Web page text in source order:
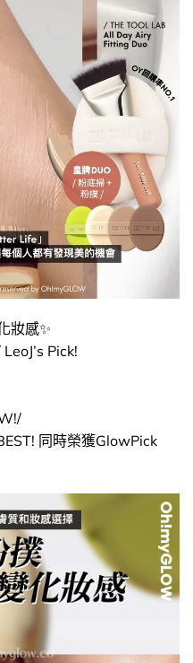
妝感✨​
Pick!
同時榮獲GlowPick